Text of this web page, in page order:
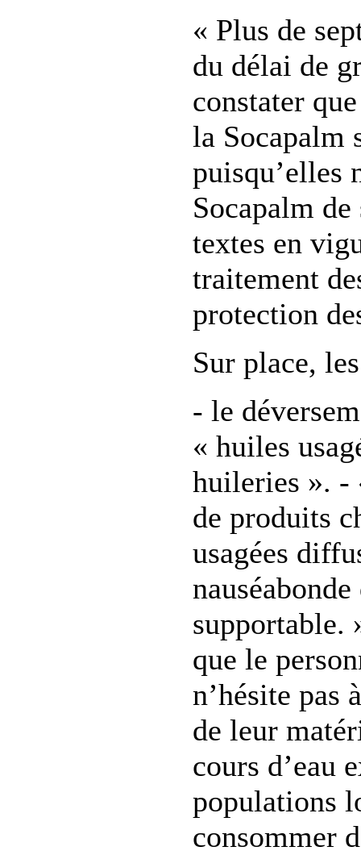
« Plus de
du délai de
constater
la Socapalm
puisqu’elles
Socapalm
textes en
traitement
protection
Sur place,
- le
« huiles
huileries ». -
de produits
usagées
supportable.
que le
n’hésite pas
de leur
cours d’eau
populations
consommer